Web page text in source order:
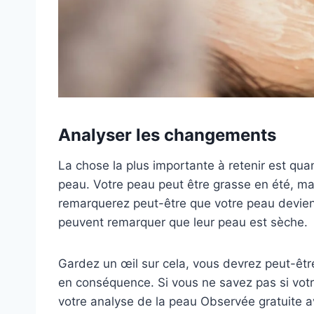
Analyser les changements
La chose la plus importante à retenir est
peau. Votre peau peut être grasse en été,
remarquerez peut-être que votre peau
peuvent remarquer que leur peau est sèche.
Gardez un œil sur cela, vous devrez peut-
en conséquence. Si vous ne savez pas si
votre analyse de la peau Observée gratuite